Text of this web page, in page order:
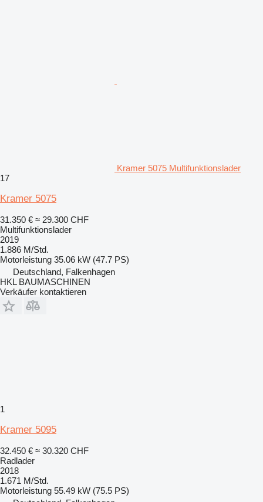
Kramer 5075 Multifunktionslader
17
Kramer 5075
31.350 € ≈ 29.300 CHF
Multifunktionslader
2019
1.886 M/Std.
Motorleistung 35.06 kW (47.7 PS)
Deutschland, Falkenhagen
HKL BAUMASCHINEN
Verkäufer kontaktieren
1
Kramer 5095
32.450 € ≈ 30.320 CHF
Radlader
2018
1.671 M/Std.
Motorleistung 55.49 kW (75.5 PS)